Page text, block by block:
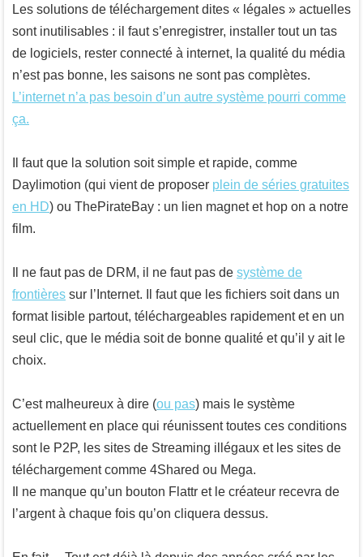
Les solutions de téléchargement dites « légales » actuelles
sont inutilisables : il faut s’enregistrer, installer tout un tas
de logiciels, rester connecté à internet, la qualité du média
n’est pas bonne, les saisons ne sont pas complètes.
L’internet n’a pas besoin d’un autre système pourri comme
ça.
Il faut que la solution soit simple et rapide, comme
Daylimotion (qui vient de proposer plein de séries gratuites
en HD) ou ThePirateBay : un lien magnet et hop on a notre
film.
Il ne faut pas de DRM, il ne faut pas de système de
frontières sur l’Internet. Il faut que les fichiers soit dans un
format lisible partout, téléchargeables rapidement et en un
seul clic, que le média soit de bonne qualité et qu’il y ait le
choix.
C’est malheureux à dire (ou pas) mais le système
actuellement en place qui réunissent toutes ces conditions
sont le P2P, les sites de Streaming illégaux et les sites de
téléchargement comme 4Shared ou Mega.
Il ne manque qu’un bouton Flattr et le créateur recevra de
l’argent à chaque fois qu’on cliquera dessus.